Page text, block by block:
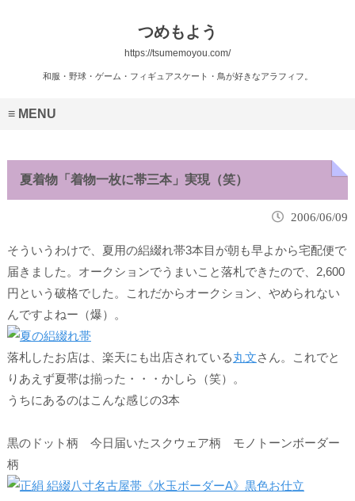
つめもよう
https://tsumemoyou.com/
和服・野球・ゲーム・フィギュアスケート・鳥が好きなアラフィフ。
MENU
夏着物「着物一枚に帯三本」実現（笑）
2006/06/09
そういうわけで、夏用の絽綴れ帯3本目が朝も早よから宅配便で
届きました。オークションでうまいこと落札できたので、 2,600
円 という破格でした。これだからオークション、やめられない
んですよねー（爆）。
落札したお店は、楽天にも出店されている丸文さん。これでと
りあえず夏帯は揃った・・・かしら（笑）。
うちにあるのはこんな感じの3本
黒のドット柄 今日届いたスクウェア柄 モノトーンボーダー
柄